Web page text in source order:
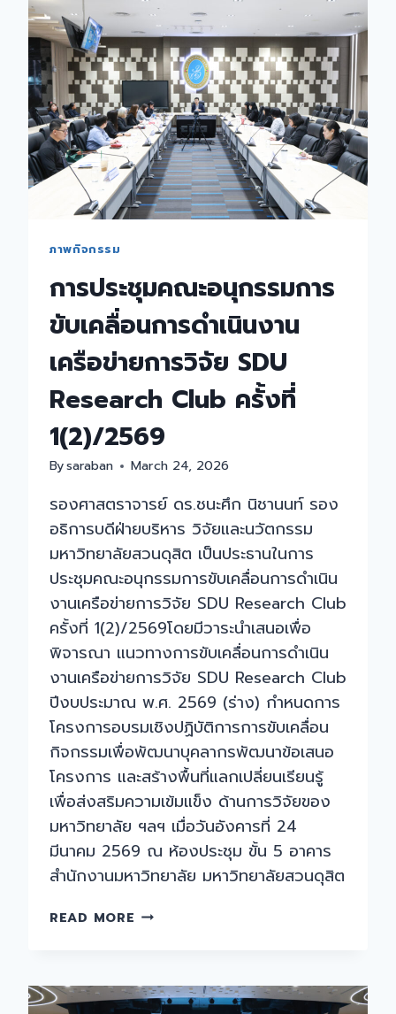
ทุน
เพื่อ
การ
ศึกษา
ครั้ง
ที่
2(8)/2569
ภาพกิจกรรม
การประชุมคณะอนุกรรมการ
ขับเคลื่อนการดำเนินงาน
เครือข่ายการวิจัย SDU
Research Club ครั้งที่
1(2)/2569
Bysaraban March 24, 2026
รองศาสตราจารย์ ดร.ชนะศึก นิชานนท์ รอง
อธิการบดีฝ่ายบริหาร วิจัยและนวัตกรรม
มหาวิทยาลัยสวนดุสิต เป็นประธานในการ
ประชุมคณะอนุกรรมการขับเคลื่อนการดำเนิน
งานเครือข่ายการวิจัย SDU Research Club
ครั้งที่ 1(2)/2569โดยมีวาระนำเสนอเพื่อ
พิจารณา แนวทางการขับเคลื่อนการดำเนิน
งานเครือข่ายการวิจัย SDU Research Club
ปีงบประมาณ พ.ศ. 2569 (ร่าง) กำหนดการ
โครงการอบรมเชิงปฏิบัติการการขับเคลื่อน
กิจกรรมเพื่อพัฒนาบุคลากรพัฒนาข้อเสนอ
โครงการ และสร้างพื้นที่แลกเปลี่ยนเรียนรู้
เพื่อส่งสริมความเข้มแข็ง ด้านการวิจัยของ
มหาวิทยาลัย ฯลฯ เมื่อวันอังคารที่ 24
มีนาคม 2569 ณ ห้องประชุม ขั้น 5 อาคาร
สำนักงานมหาวิทยาลัย มหาวิทยาลัยสวนดุสิต
READ MORE การ
ขับ